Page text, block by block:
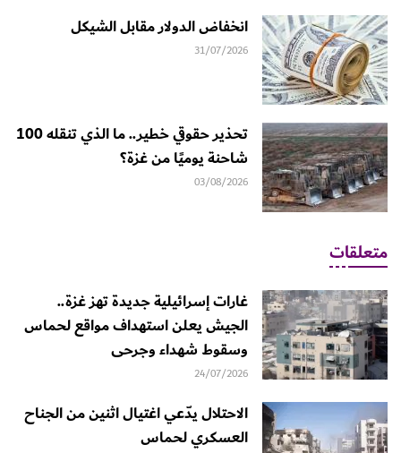
انخفاض الدولار مقابل الشيكل
31/07/2026
تحذير حقوقي خطير.. ما الذي تنقله 100
شاحنة يوميًا من غزة؟
03/08/2026
متعلقات
غارات إسرائيلية جديدة تهز غزة..
الجيش يعلن استهداف مواقع لحماس
وسقوط شهداء وجرحى
24/07/2026
الاحتلال يدّعي اغتيال اثنين من الجناح
العسكري لحماس